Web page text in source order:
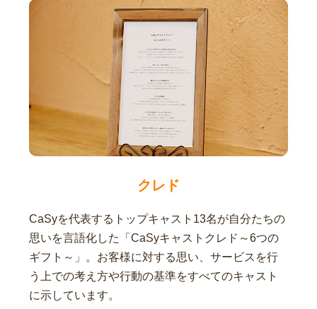
クレド
CaSyを代表するトップキャスト13名が自分たちの
思いを言語化した「CaSyキャストクレド～6つの
ギフト～」。お客様に対する思い、サービスを行
う上での考え方や行動の基準をすべてのキャスト
に示しています。